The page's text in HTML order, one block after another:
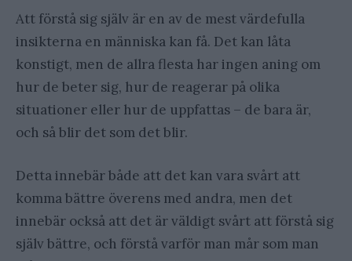
Att förstå sig själv är en av de mest värdefulla
insikterna en människa kan få. Det kan låta
konstigt, men de allra flesta har ingen aning om
hur de beter sig, hur de reagerar på olika
situationer eller hur de uppfattas – de bara är,
och så blir det som det blir.
Detta innebär både att det kan vara svårt att
komma bättre överens med andra, men det
innebär också att det är väldigt svårt att förstå sig
själv bättre, och förstå varför man mår som man